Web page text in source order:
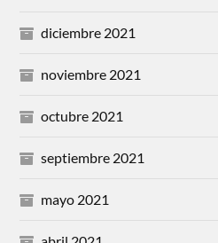
diciembre 2021
noviembre 2021
octubre 2021
septiembre 2021
mayo 2021